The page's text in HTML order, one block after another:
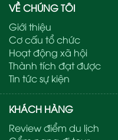
VỀ CHÚNG TÔI
Giới thiệu
Cơ cấu tổ chức
Hoạt động xã hội
Thành tích đạt được
Tin tức sự kiện
KHÁCH HÀNG
Review điểm du lịch